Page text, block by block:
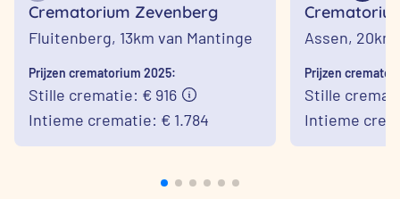
Crematorium Zevenberg
Fluitenberg, 13km van Mantinge
Prijzen crematorium 2025:
Stille crematie: € 916
Intieme crematie: € 1.784
Assen
Assen, 20km
Prijzen
Stille
Intieme